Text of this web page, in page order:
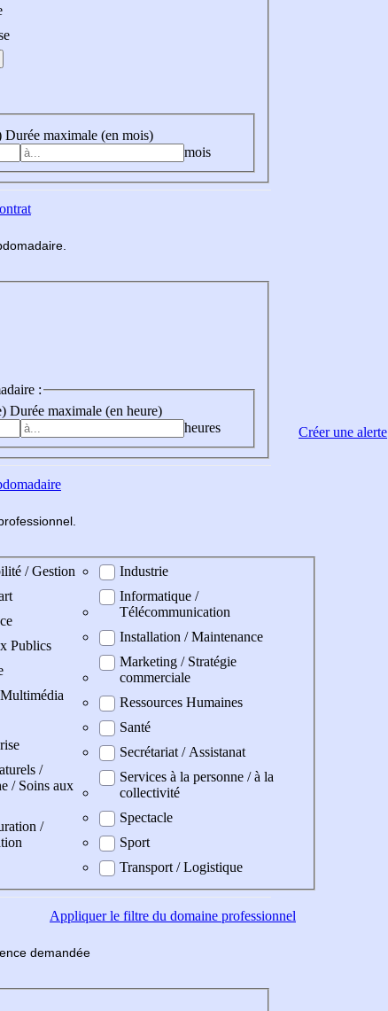
Durée maximale (en mois)
mois
madaire
:
Durée maximale (en heure)
heures
fessionnel
/ Gestion
Publics
/
/ Soins aux
/
Industrie
Informatique /
Télécommunication
Installation / Maintenance
Marketing / Stratégie
commerciale
Ressources Humaines
Santé
Secrétariat / Assistanat
Services à la personne / à la
collectivité
Spectacle
Sport
Transport / Logistique
Appliquerle filtre du domaine professionnel
demandée
Créer une alerte